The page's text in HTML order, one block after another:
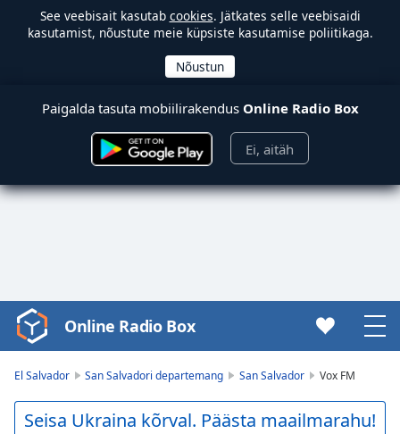
See veebisait kasutab cookies. Jätkates selle veebisaidi
kasutamist, nõustute meie küpsiste kasutamise poliitikaga.
Paigalda tasuta mobiilirakendus Online Radio Box
Ei, aitäh
Video
Player
Play
Video
Online Radio Box
El Salvador San Salvadori departemang San Salvador Vox FM
Seisa Ukraina kõrval. Päästa maailmarahu!